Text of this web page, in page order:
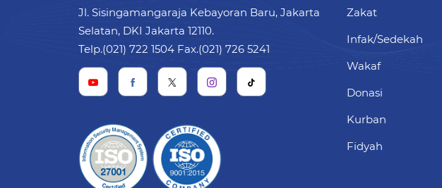
Jl. Sisingamangaraja Kebayoran Baru, Jakarta
Selatan, DKI Jakarta 12110.
Telp.(021) 722 1504 Fax.(021) 726 5241
Zakat
Infak/Sedekah
Wakaf
Donasi
Kurban
Fidyah